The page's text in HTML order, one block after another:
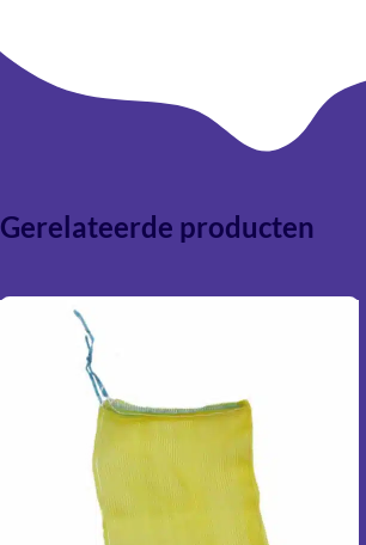
ook geschikt voor andere flessen zoals
of gedistilleerde dranken. Controleer altijd
van de fles en de verpakking.
Gerelateerde producten